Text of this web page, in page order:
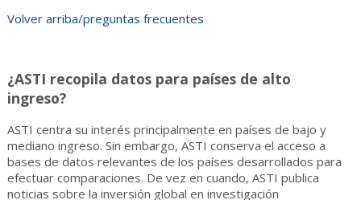
Volver arriba/preguntas frecuentes
¿ASTI recopila datos para países de alto
ingreso?
ASTI centra su interés principalmente en países de bajo y
mediano ingreso. Sin embargo, ASTI conserva el acceso a
bases de datos relevantes de los países desarrollados para
efectuar comparaciones. De vez en cuando, ASTI publica
noticias sobre la inversión global en investigación